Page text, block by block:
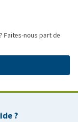
Faites-nous part de
?